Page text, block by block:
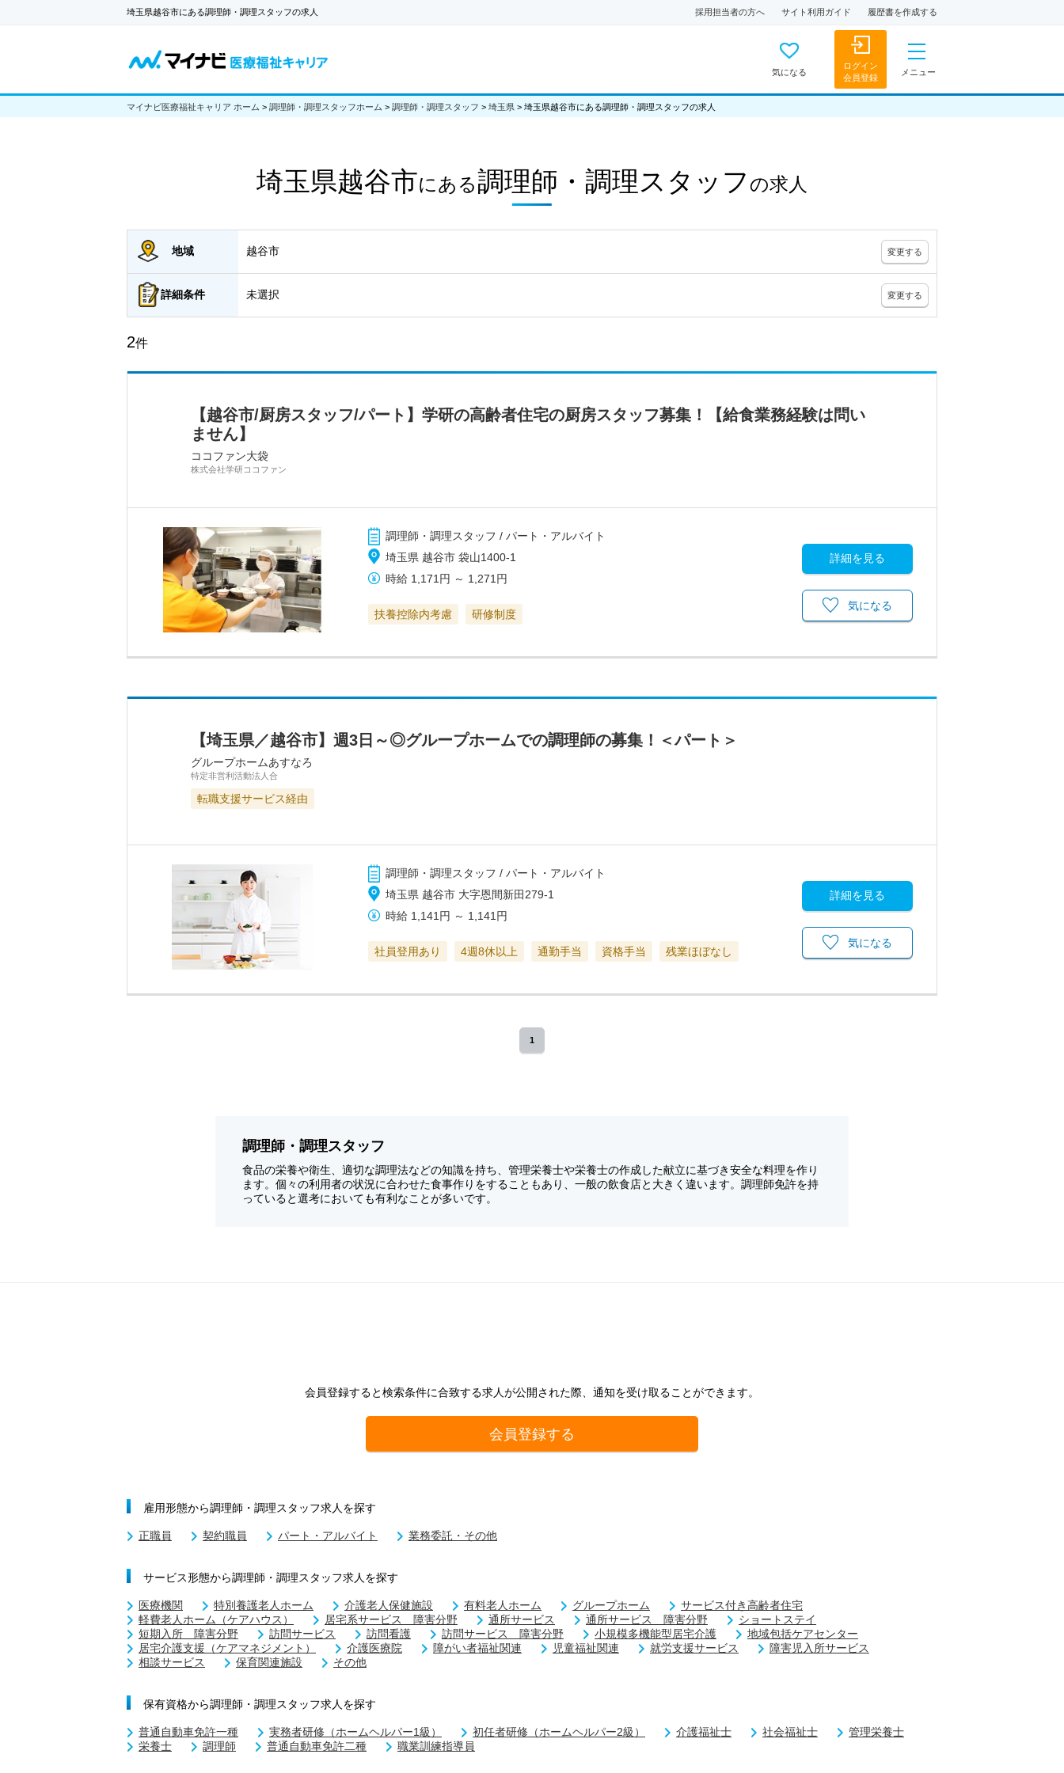
埼玉県越谷市にある調理師・調理スタッフの求人 採用担当者の方へ サイト利用ガイド 履歴書を作成する
気になる
ログイン
会員登録
メニュー
マイナビ医療福祉キャリア ホーム > 調理師・調理スタッフホーム > 調理師・調理スタッフ > 埼玉県 > 埼玉県越谷市にある調理師・調理スタッフの求人
埼玉県越谷市にある調理師・調理スタッフ の求人
地域 越谷市 変更する
詳細条件 未選択 変更する
2件
【越谷市/厨房スタッフ/パート】学研の高齢者住宅の厨房スタッフ募集！【給食業務経験は問い
ません】
ココファン大袋
株式会社学研ココファン
調理師・調理スタッフ / パート・アルバイト
埼玉県 越谷市 袋山1400-1
時給 1,171円 ～ 1,271円
扶養控除内考慮 研修制度
詳細を見る
気になる
【埼玉県／越谷市】週3日～◎グループホームでの調理師の募集！＜パート＞
グループホームあすなろ
特定非営利活動法人合
転職支援サービス経由
調理師・調理スタッフ / パート・アルバイト
埼玉県 越谷市 大字恩間新田279-1
時給 1,141円 ～ 1,141円
社員登用あり 4週8休以上 通勤手当 資格手当 残業ほぼなし
詳細を見る
気になる
1
調理師・調理スタッフ
食品の栄養や衛生、適切な調理法などの知識を持ち、管理栄養士や栄養士の作成した献立に基づき安全な料理を作り
ます。個々の利用者の状況に合わせた食事作りをすることもあり、一般の飲食店と大きく違います。調理師免許を持
っていると選考においても有利なことが多いです。
会員登録すると検索条件に合致する求人が公開された際、通知を受け取ることができます。
会員登録する
雇用形態から調理師・調理スタッフ求人を探す
正職員 契約職員 パート・アルバイト 業務委託・その他
サービス形態から調理師・調理スタッフ求人を探す
医療機関 特別養護老人ホーム 介護老人保健施設 有料老人ホーム グループホーム
サービス付き高齢者住宅
軽費老人ホーム（ケアハウス）
居宅系サービス 障害分野 通所サービス 通所サービス 障害分野
ショートステイ
短期入所 障害分野
訪問サービス 訪問看護 訪問サービス 障害分野 小規模多機能型居宅介護
地域包括ケアセンター
居宅介護支援（ケアマネジメント）
介護医療院 障がい者福祉関連 児童福祉関連 就労支援サービス
障害児入所サービス
相談サービス
保育関連施設 その他
保有資格から調理師・調理スタッフ求人を探す
普通自動車免許一種 実務者研修（ホームヘルパー1級） 初任者研修（ホームヘルパー2級） 介護福祉士 社会福祉士
管理栄養士
栄養士
調理師 普通自動車免許二種 職業訓練指導員